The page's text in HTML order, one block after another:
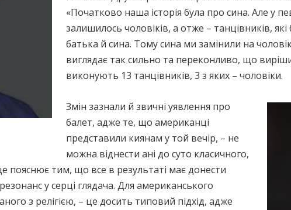
«Початково наша історія була про сина. Але у
залишилось чоловіків, а отже – танцівників, які
батька й сина. Тому сина ми замінили на
виглядає так сильно та переконливо, що
виконують 13 танцівників, 3 з яких – чоловіки.
Змін зазнали й звичні уявлення про
балет, адже те, що американці
представили киянам у той вечір, – не
можна віднести ані до суто класичного,
пояснює тим, що все в результаті має донести
у серці глядача. Для американського
з релігією, – це досить типовий підхід, адже